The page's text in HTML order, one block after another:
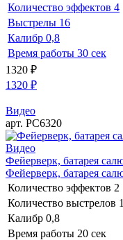
Количество эффектов 4
Выстрелы 16
Калибр 0,8
Время работы 30 сек
1320 ₽
1320 ₽
Видео
арт. РС6320
Видео
Фейерверк, батарея
Фейерверк, батарея
Количество эффектов 2
Количество выстрелов
Калибр 0,8
Время работы 20 сек